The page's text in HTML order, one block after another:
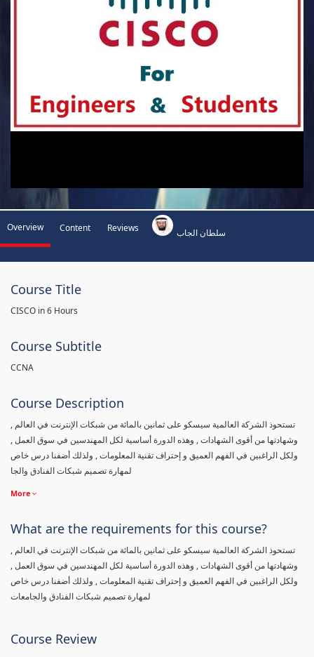
Overview Content Reviews سلطان الجاب
Course Title
CISCO in 6 Hours
Course Subtitle
CCNA
Course Description
تستحوذ الشركة العالمية سيسكو على ثمانين بالمائة من شبكات الإنترنت في العالم ,
وشهادتها من أقوى الشهادات , وهذه الدورة أساسية لكل المهندسين في سوق العمل ,
ولكل الراغبين في الفهم العميق و إحتراف تقنية المعلومات , ولذلك أضفنا درس خاص
لمهارة تصميم شبكات الفنادق والجا
More
What are the requirements for this course?
تستحوذ الشركة العالمية سيسكو على ثمانين بالمائة من شبكات الإنترنت في العالم ,
وشهادتها من أقوى الشهادات , وهذه الدورة أساسية لكل المهندسين في سوق العمل ,
ولكل الراغبين في الفهم العميق و إحتراف تقنية المعلومات , ولذلك أضفنا درس خاص
لمهارة تصميم شبكات الفنادق والجامعات
Course Review